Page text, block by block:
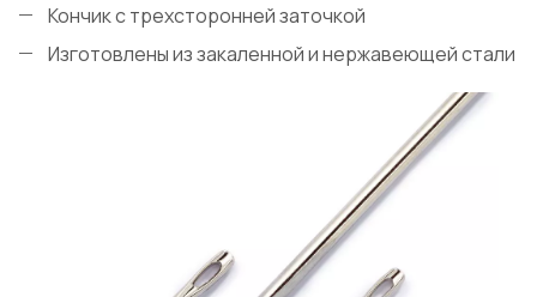
Кончик с трехсторонней заточкой
Изготовлены из закаленной и нержавеющей стали